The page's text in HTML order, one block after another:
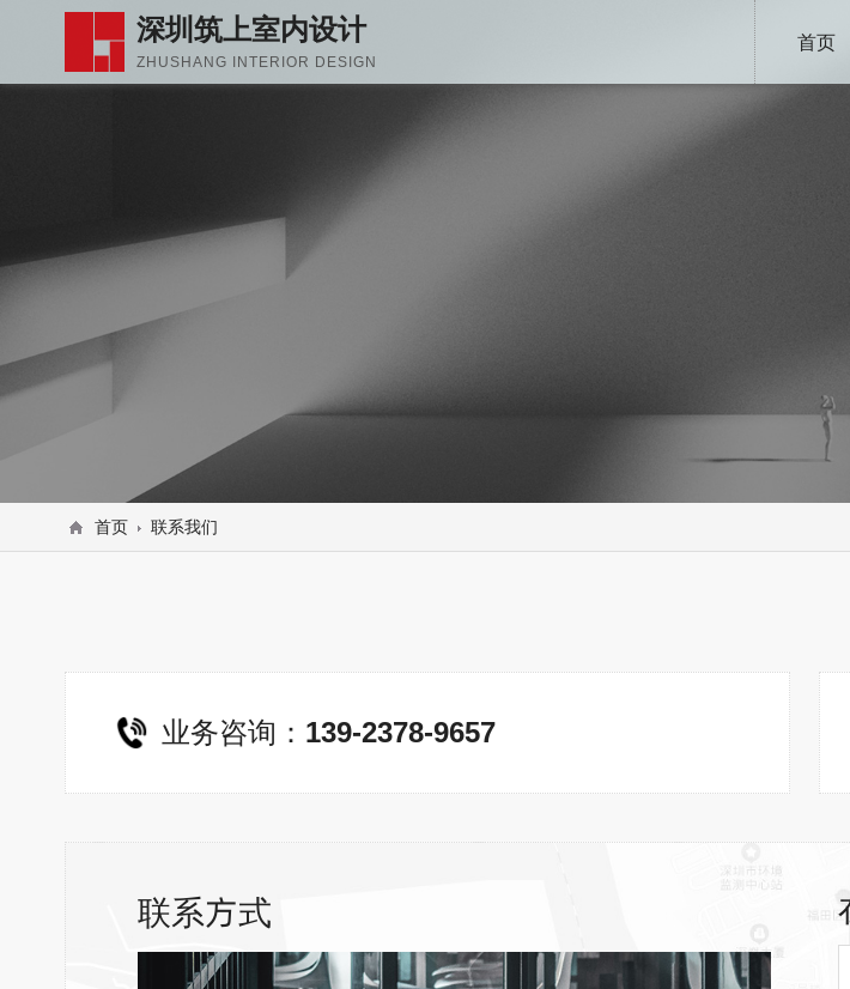
深圳筑上室内设计
ZHUSHANG INTERIOR DESIGN
首页
首页 联系我们
业务咨询： 139-2378-9657
联系方式